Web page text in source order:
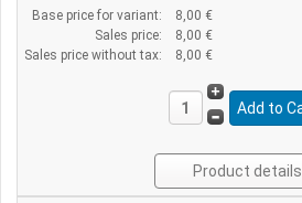
Base price for variant:
8,00 €
Sales price:
8,00 €
Sales price without tax:
8,00 €
Product details